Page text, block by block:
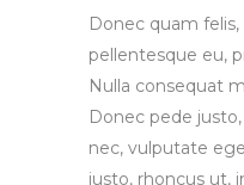
Donec quam
pellentesque eu,
Nulla consequat
Donec pede
nec, vulputate
justo, rhoncus ut,